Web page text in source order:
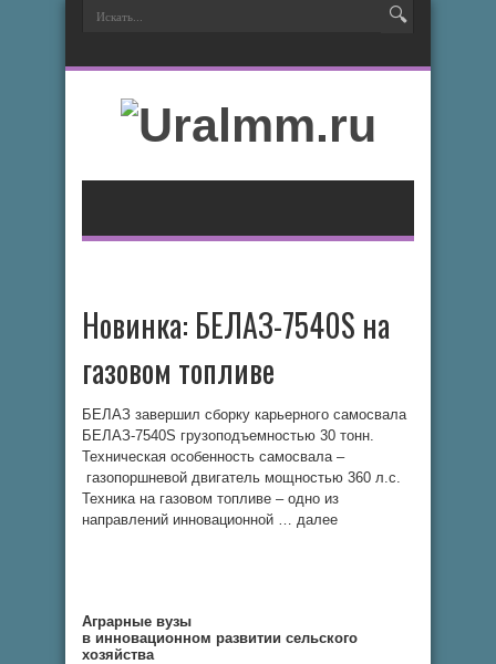
Новинка: БЕЛАЗ-7540S на
газовом топливе
БЕЛАЗ завершил сборку карьерного самосвала
БЕЛАЗ-7540S грузоподъемностью 30 тонн.
Техническая особенность самосвала –
газопоршневой двигатель мощностью 360 л.с.
Техника на газовом топливе – одно из
направлений инновационной … далее
Аграрные вузы
в инновационном развитии сельского
хозяйства